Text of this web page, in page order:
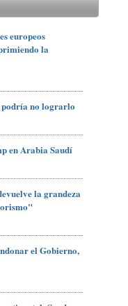
europeos
la
podría no lograrlo
en Arabia Saudí
la grandeza
el Gobierno,